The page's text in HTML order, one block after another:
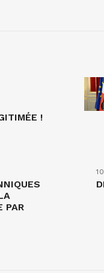
!
PAR